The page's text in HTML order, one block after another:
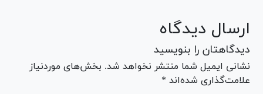
ارسال دیدگاه
دیدگاهتان را بنویسید
نشانی ایمیل شما منتشر نخواهد شد. بخش‌های موردنیاز
علامت‌گذاری شده‌اند *